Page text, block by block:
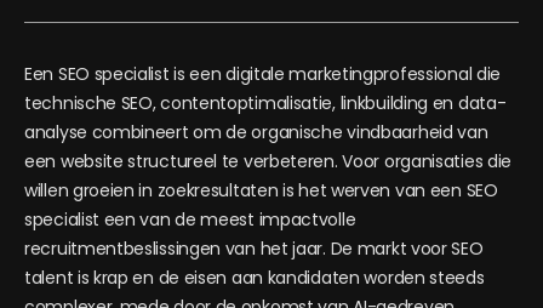
Een SEO specialist is een digitale marketingprofessional die
technische SEO, contentoptimalisatie, linkbuilding en data-
analyse combineert om de organische vindbaarheid van
een website structureel te verbeteren. Voor organisaties die
willen groeien in zoekresultaten is het werven van een SEO
specialist een van de meest impactvolle
recruitmentbeslissingen van het jaar. De markt voor SEO
talent is krap en de eisen aan kandidaten worden steeds